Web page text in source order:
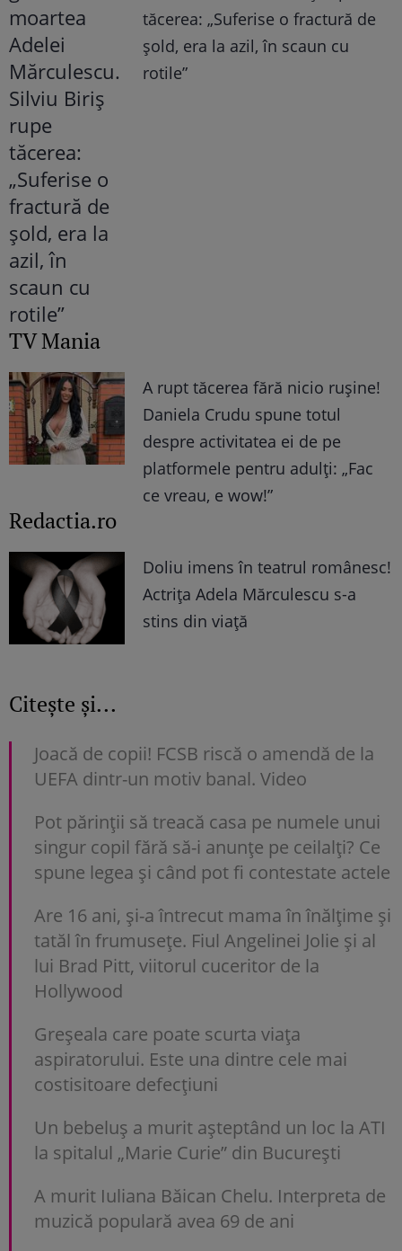
tăcerea: „Suferise o fractură de
șold, era la azil, în scaun cu
rotile”
TV Mania
A rupt tăcerea fără nicio rușine!
Daniela Crudu spune totul
despre activitatea ei de pe
platformele pentru adulți: „Fac
ce vreau, e wow!”
Redactia.ro
Doliu imens în teatrul românesc!
Actrița Adela Mărculescu s-a
stins din viață
Citește și...
Joacă de copii! FCSB riscă o amendă de la
UEFA dintr-un motiv banal. Video
Pot părinții să treacă casa pe numele unui
singur copil fără să-i anunțe pe ceilalți? Ce
spune legea și când pot fi contestate actele
Are 16 ani, și-a întrecut mama în înălțime și
tatăl în frumusețe. Fiul Angelinei Jolie și al
lui Brad Pitt, viitorul cuceritor de la
Hollywood
Greșeala care poate scurta viața
aspiratorului. Este una dintre cele mai
costisitoare defecțiuni
Un bebeluș a murit așteptând un loc la ATI
la spitalul „Marie Curie” din București
A murit Iuliana Băican Chelu. Interpreta de
muzică populară avea 69 de ani